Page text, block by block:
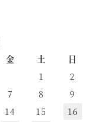
金 土
日
1
2
7 8
9
14 15
16